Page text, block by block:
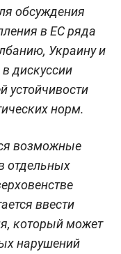
обсуждения
в ЕС ряда
Украину и
дискуссии
устойчивости
норм.
возможные
отдельных
ввести
который может
нарушений